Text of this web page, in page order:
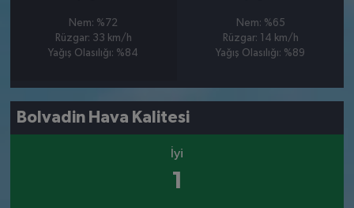
Nem: %72
Rüzgar: 33 km/h
Yağış Olasılığı: %84
Nem: %65
Rüzgar: 14 km/h
Yağış Olasılığı: %89
Bolvadin Hava Kalitesi
İyi
1